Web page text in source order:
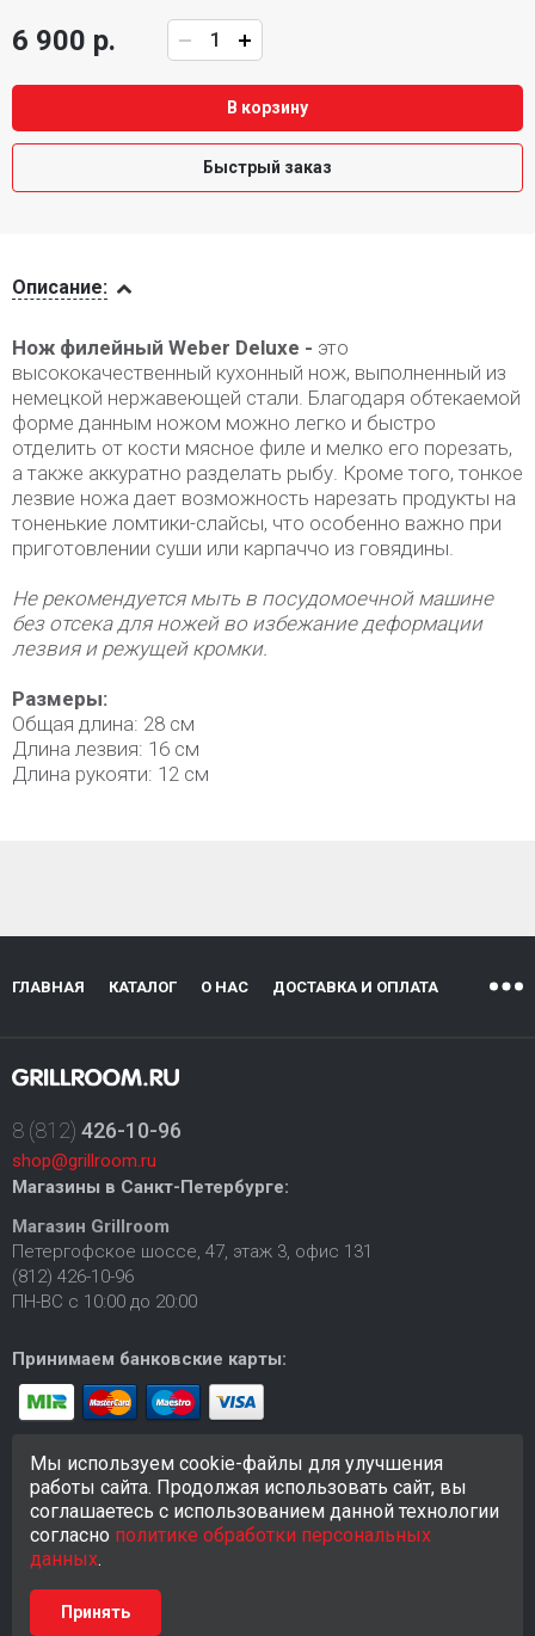
6 900 р.
В корзину
Быстрый заказ
Описание:
Нож филейный Weber Deluxe - это
высококачественный кухонный нож, выполненный из
немецкой нержавеющей стали. Благодаря обтекаемой
форме данным ножом можно легко и быстро
отделить от кости мясное филе и мелко его порезать,
а также аккуратно разделать рыбу. Кроме того, тонкое
лезвие ножа дает возможность нарезать продукты на
тоненькие ломтики-слайсы, что особенно важно при
приготовлении суши или карпаччо из говядины.
Не рекомендуется мыть в посудомоечной машине
без отсека для ножей во избежание деформации
лезвия и режущей кромки.
Размеры:
Общая длина: 28 см
Длина лезвия: 16 см
Длина рукояти: 12 см
ГЛАВНАЯ КАТАЛОГ О НАС ДОСТАВКА И ОПЛАТА
8 (812) 426-10-96
shop@grillroom.ru
Магазины в Санкт-Петербурге:
Магазин Grillroom
Петергофское шоссе, 47, этаж 3, офис 131
(812) 426-10-96
ПН-ВС с 10:00 до 20:00
Принимаем банковские карты:
© 2018-2026 Сайтhttps://grillroom.ru создан исключительно в
информационных целях и любая информация на сайте не
Разработка сайта
Мы используем cookie-файлы для улучшения
работы сайта. Продолжая использовать сайт, вы
соглашаетесь с использованием данной технологии
согласно политике обработки персональных
данных.
Принять